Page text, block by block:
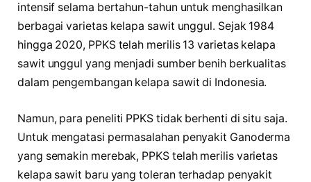
intensif selama bertahun-tahun untuk menghasilkan
berbagai varietas kelapa sawit unggul. Sejak 1984
hingga 2020, PPKS telah merilis 13 varietas kelapa
sawit unggul yang menjadi sumber benih berkualitas
dalam pengembangan kelapa sawit di Indonesia.
Namun, para peneliti PPKS tidak berhenti di situ saja.
Untuk mengatasi permasalahan penyakit Ganoderma
yang semakin merebak, PPKS telah merilis varietas
kelapa sawit baru yang toleran terhadap penyakit